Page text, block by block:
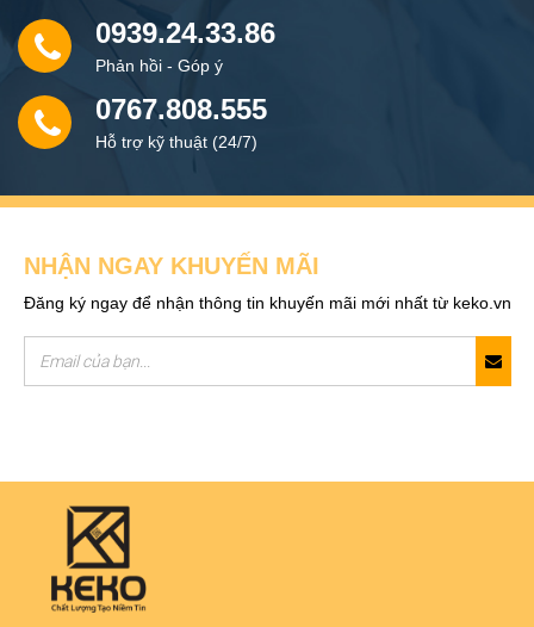
0939.24.33.86
Phản hồi - Góp ý
0767.808.555
Hỗ trợ kỹ thuật (24/7)
NHẬN NGAY KHUYẾN MÃI
Đăng ký ngay để nhận thông tin khuyến mãi mới nhất từ keko.vn